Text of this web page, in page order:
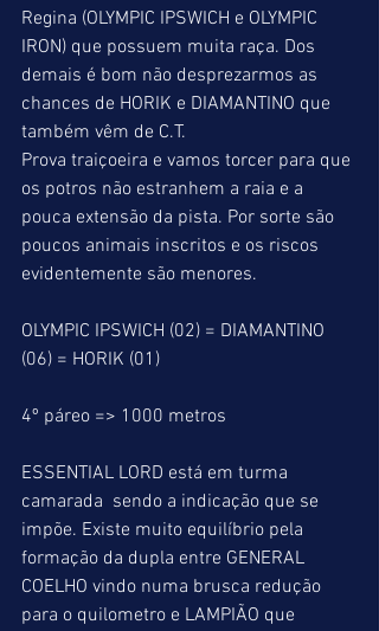
Regina (OLYMPIC IPSWICH e OLYMPIC
IRON) que possuem muita raça. Dos
demais é bom não desprezarmos as
chances de HORIK e DIAMANTINO que
também vêm de C.T.
Prova traiçoeira e vamos torcer para que
os potros não estranhem a raia e a
pouca extensão da pista. Por sorte são
poucos animais inscritos e os riscos
evidentemente são menores.
OLYMPIC IPSWICH (02) = DIAMANTINO
(06) = HORIK (01)
4º páreo => 1000 metros
ESSENTIAL LORD está em turma
camarada  sendo a indicação que se
impõe. Existe muito equilíbrio pela
formação da dupla entre GENERAL
COELHO vindo numa brusca redução
para o quilometro e LAMPIÃO que